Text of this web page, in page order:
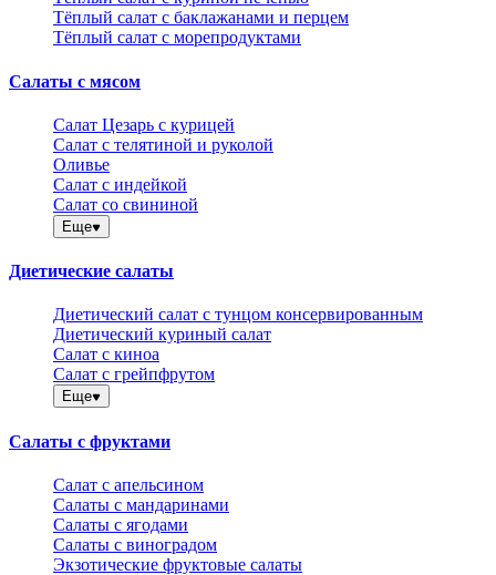
Тёплый салат с баклажанами и перцем
Тёплый салат с морепродуктами
Салаты с мясом
Салат Цезарь с курицей
Салат с телятиной и руколой
Оливье
Салат с индейкой
Салат со свининой
Еще
Диетические салаты
Диетический салат с тунцом консервированным
Диетический куриный салат
Салат с киноа
Салат с грейпфрутом
Еще
Салаты с фруктами
Салат с апельсином
Салаты с мандаринами
Салаты с ягодами
Салаты с виноградом
Экзотические фруктовые салаты